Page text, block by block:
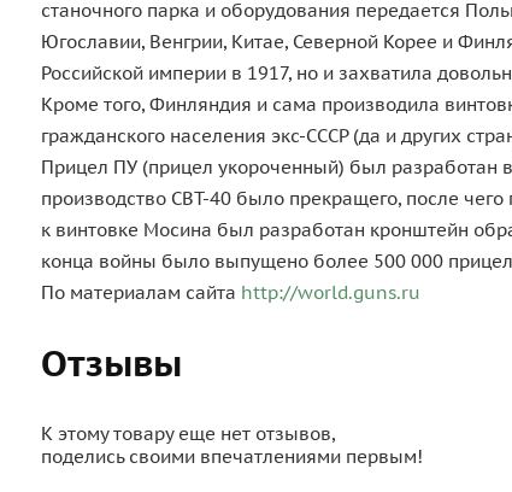
станочного парка и оборудования передается
Югославии, Венгрии, Китае, Северной Корее и
Российской империи в 1917, но и захватила
Кроме того, Финляндия и сама производила
гражданского населения экс-СССР (да и других
Прицел ПУ (прицел укороченный) был разработан
производство СВТ-40 было прекращего, после
к винтовке Мосина был разработан кронштейн
конца войны было выпущено более 500 000
По материалам сайта http://world.guns.ru
Отзывы
К этому товару еще нет отзывов,
поделись своими впечатлениями первым!